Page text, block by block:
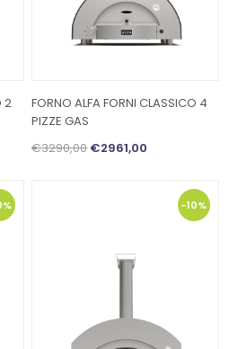
2
FORNO ALFA FORNI CLASSICO 4
PIZZE GAS
€3290,00€2961,00
-10%